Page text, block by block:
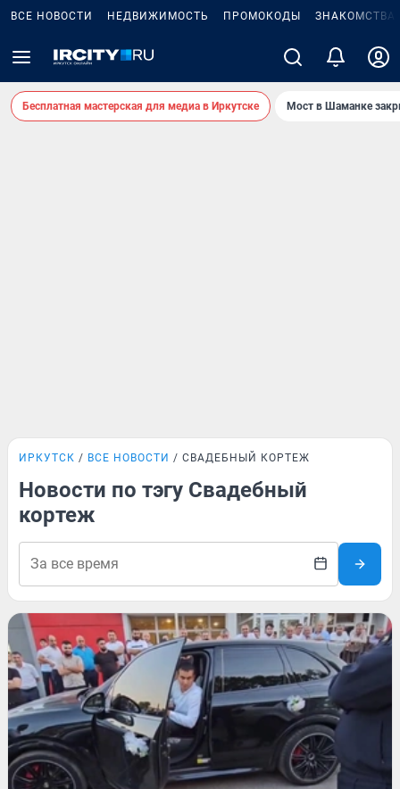
ВСЕ НОВОСТИ НЕДВИЖИМОСТЬ ПРОМОКОДЫ ЗНАКОМСТВА
Бесплатная мастерская для медиа в Иркутске Мост в Шаманке
ИРКУТСК ВСЕ НОВОСТИ СВАДЕБНЫЙ КОРТЕЖ
Новости по тэгу Свадебный
кортеж